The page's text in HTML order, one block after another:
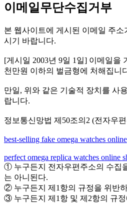
이메일무단수집거부
본 웹사이트에 게시된 이메일 주
시기 바랍니다.
[게시일 2003년 9일 1일] 이메일을
천만원 이하의 벌금형에 처해집니
만일, 위와 같은 기술적 장치를 사
랍니다.
정보통신망법 제50조의2 (전자우
best-selling fake omega watches online
perfect omega replica watches online
① 누구든지 전자우편주소의 수집
는 아니된다.
② 누구든지 제1항의 규정을 위반
③ 누구든지 제1항 및 제2항의 규